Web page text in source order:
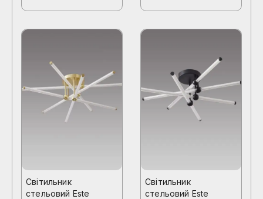
Світильник
стельовий Este
Світильник
стельовий Este